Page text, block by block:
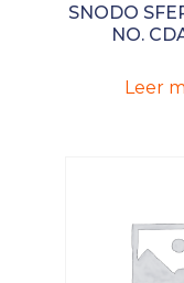
SNODO
NO.
Leer